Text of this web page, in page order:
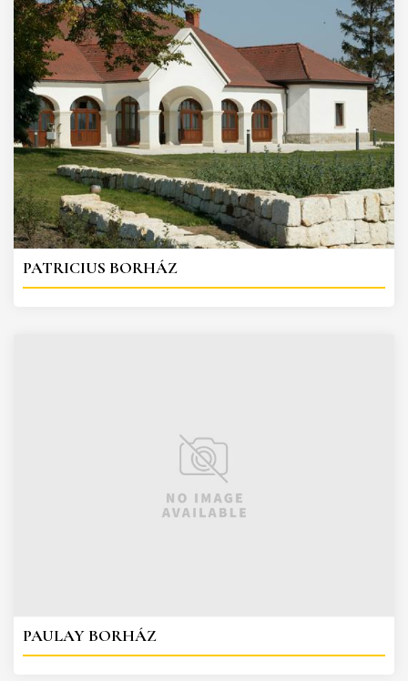
PATRICIUS BORHÁZ
PAULAY BORHÁZ